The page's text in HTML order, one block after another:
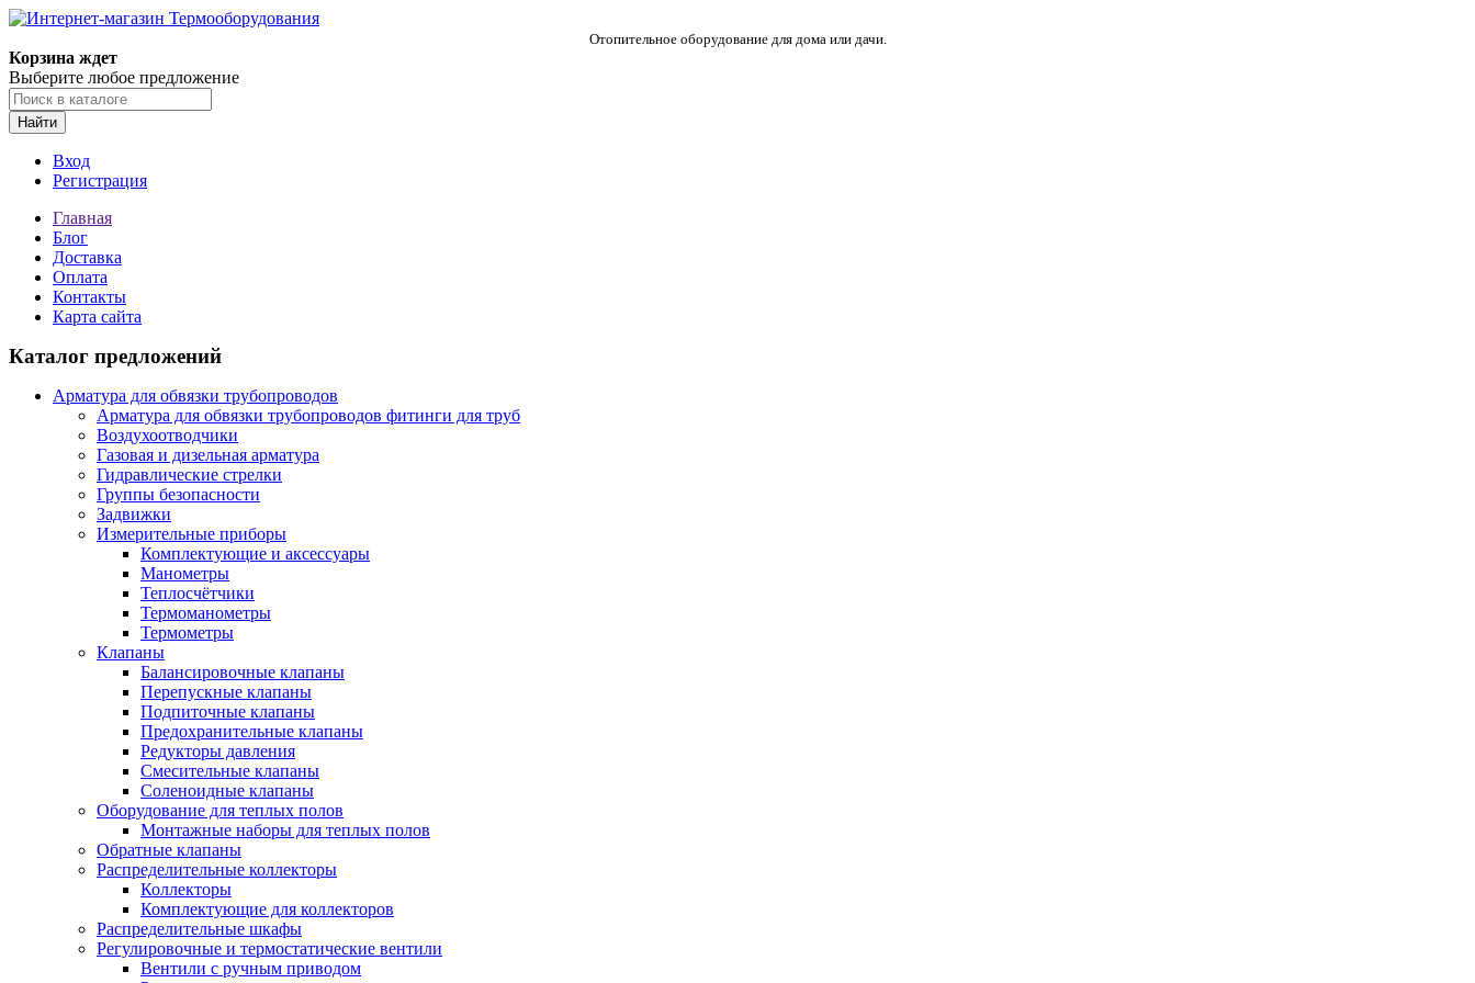
Отопительное оборудование для дома или дачи.
Корзина ждет
Выберите любое предложение
Найти
Вход
Регистрация
Главная
Блог
Доставка
Оплата
Контакты
Карта сайта
Каталог предложений
Арматура для обвязки трубопроводов
Арматура для обвязки трубопроводов фитинги для труб
Воздухоотводчики
Газовая и дизельная арматура
Гидравлические стрелки
Группы безопасности
Задвижки
Измерительные приборы
Комплектующие и аксессуары
Манометры
Теплосчётчики
Термоманометры
Термометры
Клапаны
Балансировочные клапаны
Перепускные клапаны
Подпиточные клапаны
Предохранительные клапаны
Редукторы давления
Смесительные клапаны
Соленоидные клапаны
Оборудование для теплых полов
Монтажные наборы для теплых полов
Обратные клапаны
Распределительные коллекторы
Коллекторы
Комплектующие для коллекторов
Распределительные шкафы
Регулировочные и термостатические вентили
Вентили с ручным приводом